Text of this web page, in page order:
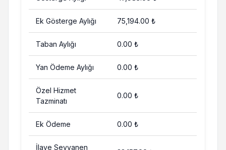
Ek Gösterge Aylığı 75,194.00 ₺
Taban Aylığı 0.00 ₺
Yan Ödeme Aylığı 0.00 ₺
Özel Hizmet
Tazminatı
0.00 ₺
Ek Ödeme 0.00 ₺
İlave Seyyanen